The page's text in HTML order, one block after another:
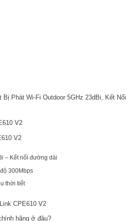
Bị Phát Wi-Fi Outdoor 5GHz 23dBi, Kết Nối
V2
V2
– Kết nối đường dài
300Mbps
thời tiết
CPE610 V2
hãng ở đâu?